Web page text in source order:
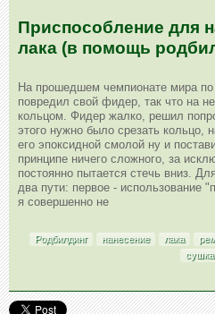
Приспособление для
лака (в помощь
На прошедшем чемпионате мира
повредил свой фидер, так что на
кольцом. Фидер жалко, решил
этого нужно было срезать кольцо,
его эпоксидной смолой ну и
принципе ничего сложного, за
постоянно пытается стечь вниз.
два пути: первое - использование
я совершенно не
Родбилдинг нанесение лака
сушка